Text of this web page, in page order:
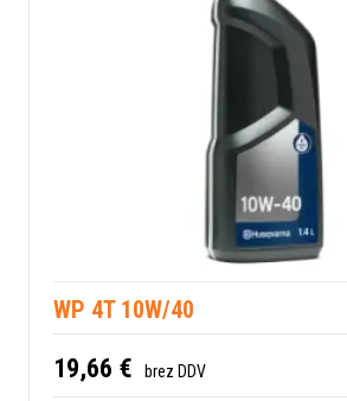
WP 4T 10W/40
19,66 € brez DDV